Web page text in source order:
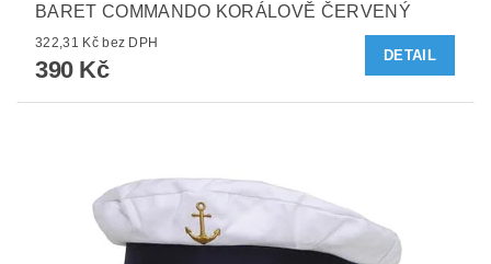
BARET COMMANDO KORÁLOVĚ ČERVENÝ
322,31 Kč bez DPH
390 Kč
DETAIL